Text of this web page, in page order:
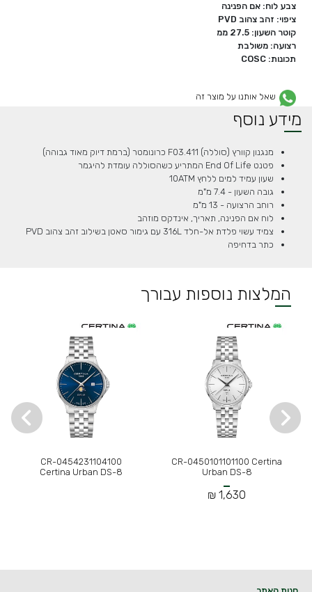
צבע לוח: אם הפנינה
ציפוי: זהב צהוב PVD
קוטר השעון: 27.5 ממ
רצועה: משולבת
תכונות: COSC
שאל אותנו על מוצר זה
מידע נוסף
מנגנון קוורץ (סוללה) F03.411 כרונומטר (ברמת דיוק מאוד גבוהה)
פטנט End Of Life המתריע כשהסוללה עומדת להיגמר
שעון עמיד למים ללחץ 10ATM
גובה השעון - 7.4 מ"מ
רוחב הרצועה - 13 מ"מ
לוח אם הפנינה, תאריך, אינדקס מוזהב
צמיד עשוי פלדת אל-חלד 316L עם גימור סאטן בשילוב זהב צהוב PVD
כתר בדחיפה
המלצות נוספות עבורך
CR-0450101101100 Certina
Urban DS-8
1,630 ₪
CR-0454231104100
Certina Urban DS-8